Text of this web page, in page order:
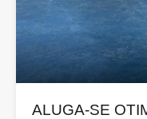
ALUGA-SE